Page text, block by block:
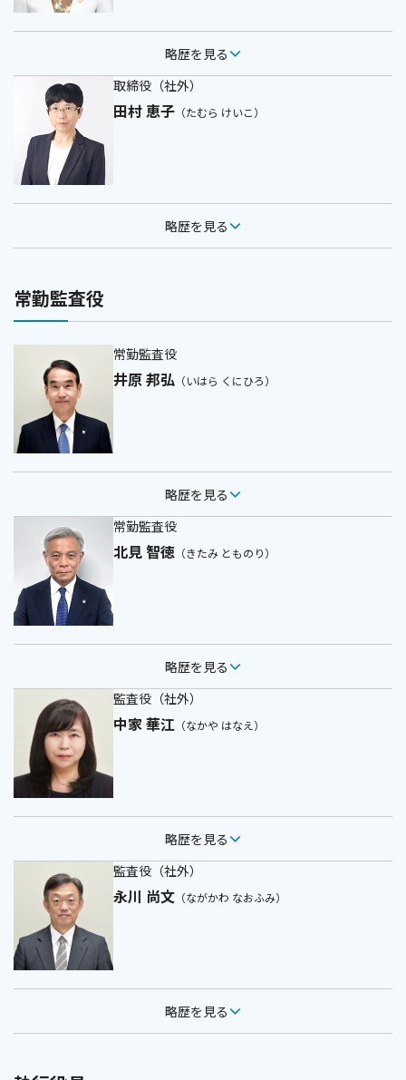
略歴を見る
取締役（社外）
田村 恵子 （たむら けいこ）
略歴を見る
常勤監査役
常勤監査役
井原 邦弘 （いはら くにひろ）
略歴を見る
常勤監査役
北見 智徳 （きたみ とものり）
略歴を見る
監査役（社外）
中家 華江 （なかや はなえ）
略歴を見る
監査役（社外）
永川 尚文 （ながかわ なおふみ）
略歴を見る